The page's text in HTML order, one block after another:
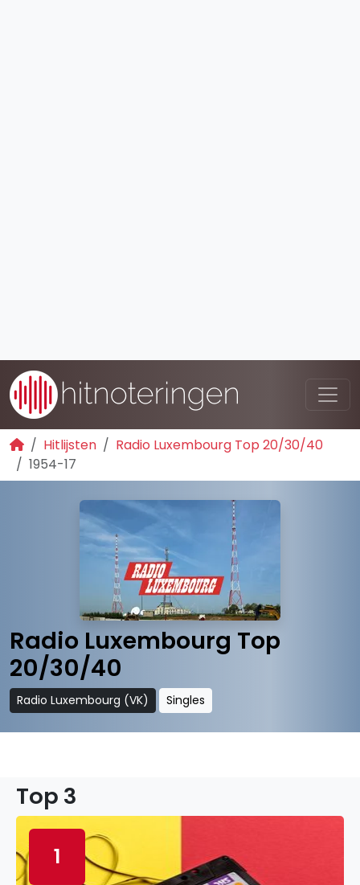
Hitlijsten
Radio Luxembourg Top 20/30/40
1954-17
Radio Luxembourg Top
20/30/40
Radio Luxembourg (VK) Singles
Top 3
1